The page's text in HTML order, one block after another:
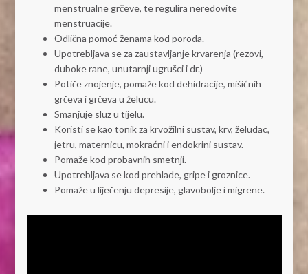
menstrualne grčeve, te regulira neredovite
menstruacije.
Odlična pomoć ženama kod poroda.
Upotrebljava se za zaustavljanje krvarenja (rezovi,
duboke rane, unutarnji ugrušci i dr.)
Potiče znojenje, pomaže kod dehidracije, mišićnih
grčeva i grčeva u želucu.
Smanjuje sluz u tijelu.
Koristi se kao tonik za krvožilni sustav, krv, želudac,
jetru, maternicu, mokraćni i endokrini sustav.
Pomaže kod probavnih smetnji.
Upotrebljava se kod prehlade, gripe i groznice.
Pomaže u liječenju depresije, glavobolje i migrene.